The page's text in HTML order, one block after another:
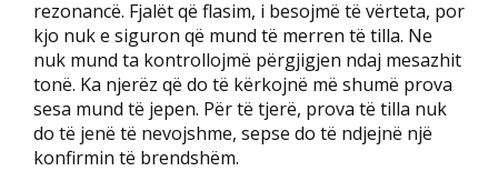
rezonancë. Fjalët që flasim, i besojmë të vërteta, por
kjo nuk e siguron që mund të merren të tilla. Ne
nuk mund ta kontrollojmë përgjigjen ndaj mesazhit
tonë. Ka njerëz që do të kërkojnë më shumë prova
sesa mund të jepen. Për të tjerë, prova të tilla nuk
do të jenë të nevojshme, sepse do të ndjejnë një
konfirmin të brendshëm.